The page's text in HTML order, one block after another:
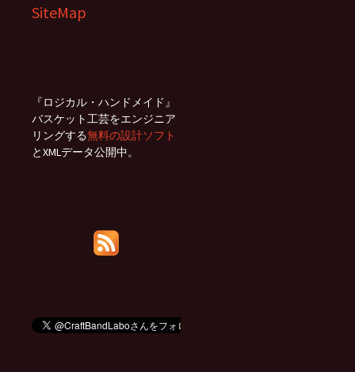
SiteMap
『ロジカル・ハンドメイド』
バスケット工芸をエンジニア
リングする無料の設計ソフト
とXMLデータ公開中。